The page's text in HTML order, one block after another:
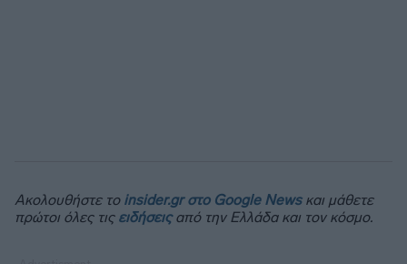
Ακολουθήστε το insider.gr στο Google Newsκαι μάθετε
πρώτοι όλες τις ειδήσειςαπό την Ελλάδα και τον κόσμο.